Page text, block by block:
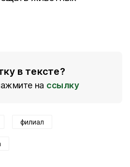
в тексте?
на ссылку
филиал